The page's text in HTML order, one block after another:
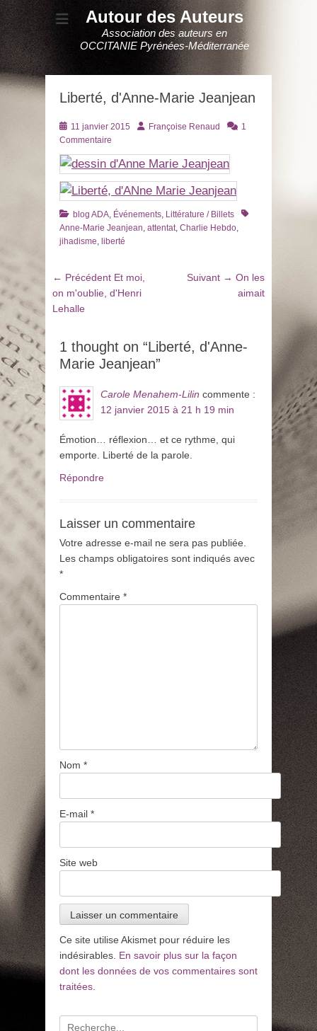
Autour des Auteurs
Association des auteurs en
OCCITANIE Pyrénées-Méditerranée
Liberté, d'Anne-Marie Jeanjean
Posté
le
11 janvier 2015 AuteurFrançoise Renaud
1
Commentaire
Catégories
blog ADA, Événements, Littérature / Billets
Tags
Anne-Marie Jeanjean, attentat, Charlie Hebdo,
jihadisme, liberté
Navigation
de
l’article
← Précédent Article
précédent
Et moi,
on m'oublie, d'Henri
Lehalle
Suivant → Article
suivant
On les
aimait
1 thought on “Liberté, d'Anne-
Marie Jeanjean”
Carole Menahem-Lilin commente :
12 janvier 2015 à 21 h 19 min
Émotion… réflexion… et ce rythme, qui
emporte. Liberté de la parole.
Répondre
Laisser un commentaire
Votre adresse e-mail ne sera pas publiée.
Les champs obligatoires sont indiqués avec
*
Commentaire *
Nom *
E-mail *
Site web
Ce site utilise Akismet pour réduire les
indésirables. En savoir plus sur la façon
dont les données de vos commentaires sont
traitées
Recherche